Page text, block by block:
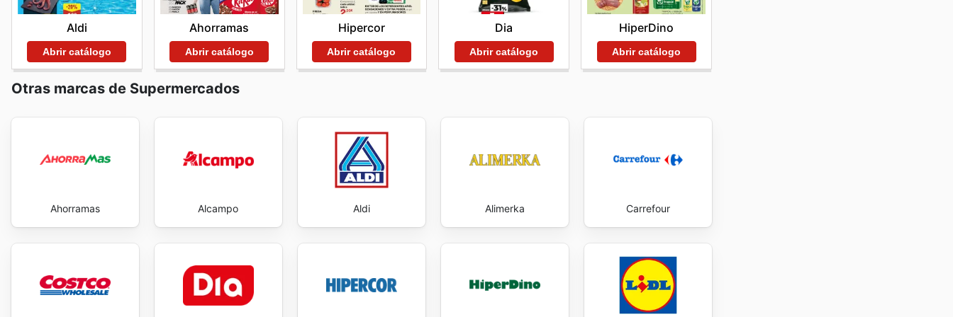
Aldi
Abrir catálogo
Ahorramas
Abrir catálogo
Hipercor
Abrir catálogo
Dia
Abrir catálogo
HiperDino
Abrir catálogo
Otras marcas de Supermercados
Ahorramas Alcampo Aldi Alimerka Carrefour